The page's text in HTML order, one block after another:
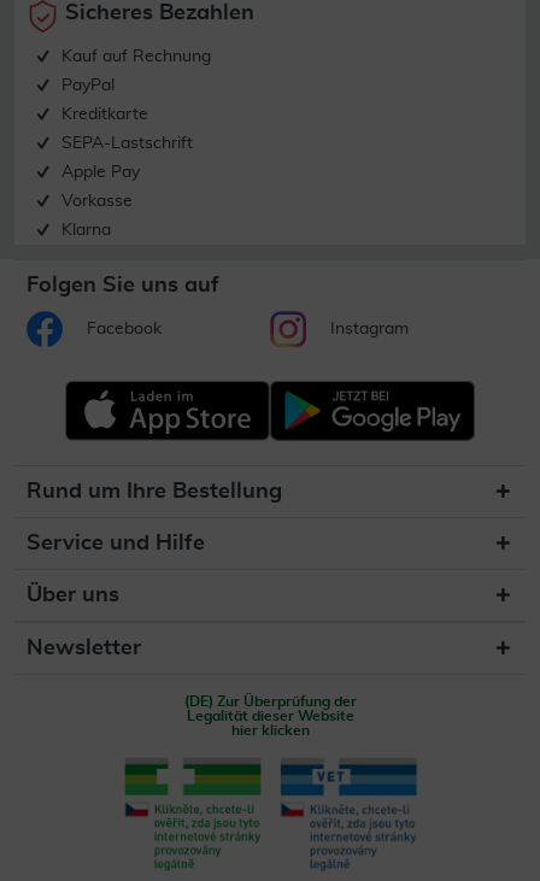
Sicheres Bezahlen
Kauf auf Rechnung
PayPal
Kreditkarte
SEPA-Lastschrift
Apple Pay
Vorkasse
Klarna
Folgen Sie uns auf
Facebook Instagram
Rund um Ihre Bestellung
Service und Hilfe
Über uns
Newsletter
(DE) Zur Überprüfung der
Legalität dieser Website
hier klicken